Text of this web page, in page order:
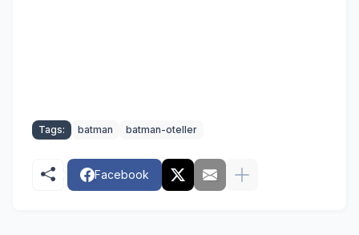
Tags: batman batman-oteller
Facebook